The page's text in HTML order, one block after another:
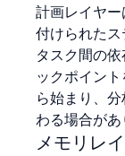
計画レイヤ
付けられた
タスク間の
ックポイン
ら始まり、
わる場合があ
メモリレ